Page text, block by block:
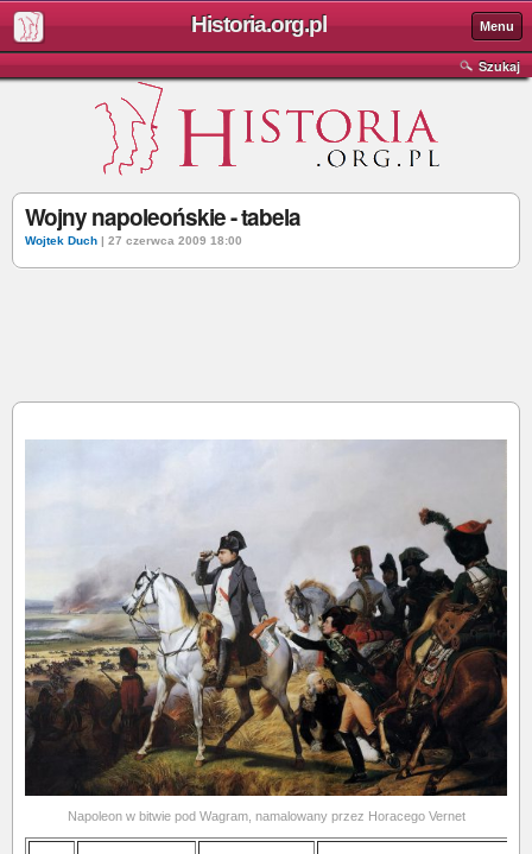
Historia.org.pl Menu
Szukaj
Wojny napoleońskie - tabela
Wojtek Duch | 27 czerwca 2009 18:00
Napoleon w bitwie pod Wagram, namalowany przez Horacego Vernet